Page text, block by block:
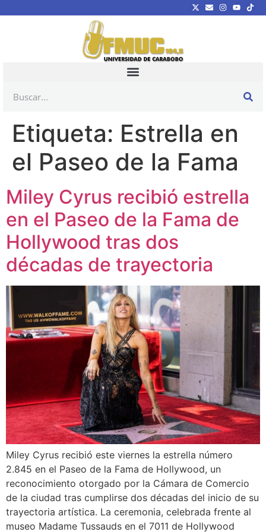
Etiqueta: Estrella en
el Paseo de la Fama
Miley Cyrus recibió estrella
en el Paseo de la Fama de
Hollywood tras dos
décadas de trayectoria
Miley Cyrus recibió este viernes la estrella número
2.845 en el Paseo de la Fama de Hollywood, un
reconocimiento otorgado por la Cámara de Comercio
de la ciudad tras cumplirse dos décadas del inicio de su
trayectoria artística. La ceremonia, celebrada frente al
museo Madame Tussauds en el 7011 de Hollywood